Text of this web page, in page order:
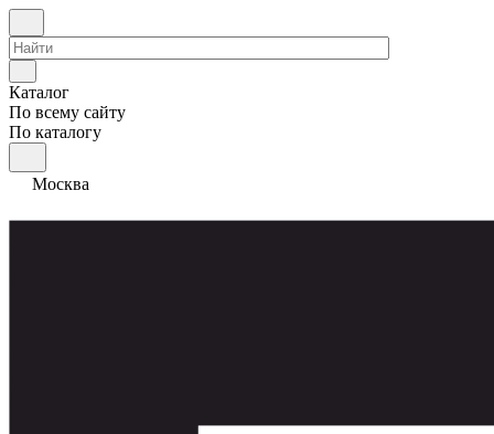
Каталог
По всему сайту
По каталогу
Москва